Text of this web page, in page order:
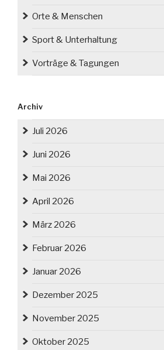
Orte & Menschen
Sport & Unterhaltung
Vorträge & Tagungen
Archiv
Juli 2026
Juni 2026
Mai 2026
April 2026
März 2026
Februar 2026
Januar 2026
Dezember 2025
November 2025
Oktober 2025